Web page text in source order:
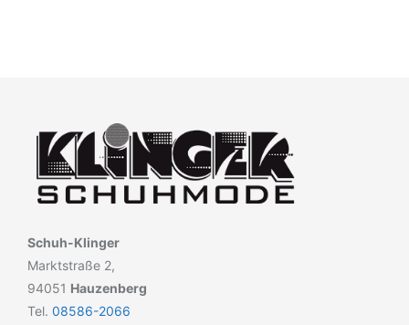
Schuh-Klinger
Marktstraße 2,
94051 Hauzenberg
Tel. 08586-2066